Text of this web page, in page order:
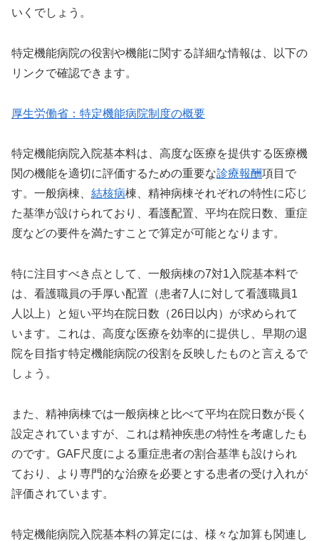
いくでしょう。
特定機能病院の役割や機能に関する詳細な情報は、以下の
リンクで確認できます。
厚生労働省：特定機能病院制度の概要
特定機能病院入院基本料は、高度な医療を提供する医療機
関の機能を適切に評価するための重要な診療報酬項目で
す。一般病棟、 結核病棟、精神病棟それぞれの特性に応じ
た基準が設けられており、看護配置、平均在院日数、重症
度などの要件を満たすことで算定が可能となります。
特に注目すべき点として、一般病棟の7対1入院基本料で
は、看護職員の手厚い配置（患者7人に対して看護職員1
人以上）と短い平均在院日数（26日以内）が求められて
います。これは、高度な医療を効率的に提供し、早期の退
院を目指す特定機能病院の役割を反映したものと言えるで
しょう。
また、精神病棟では一般病棟と比べて平均在院日数が長く
設定されていますが、これは精神疾患の特性を考慮したも
のです。GAF尺度による重症患者の割合基準も設けられ
ており、より専門的な治療を必要とする患者の受け入れが
評価されています。
特定機能病院入院基本料の算定には、様々な加算も関連し